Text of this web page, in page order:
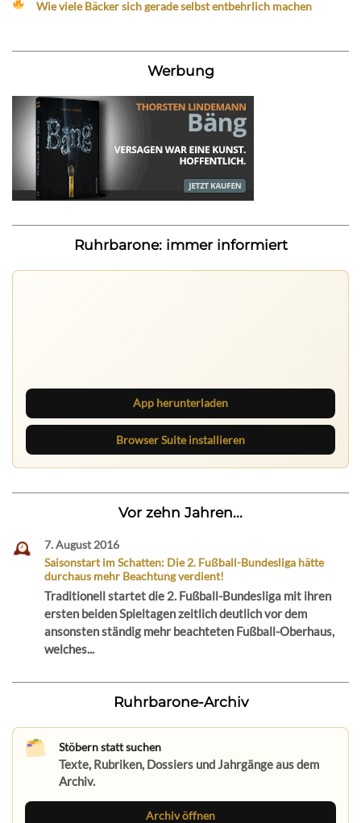
Wie viele Bäcker sich gerade selbst entbehrlich machen
Werbung
Ruhrbarone: immer informiert
App herunterladen
Browser Suite installieren
Vor zehn Jahren...
7. August 2016
Saisonstart im Schatten: Die 2. Fußball-Bundesliga hätte
durchaus mehr Beachtung verdient!
Traditionell startet die 2. Fußball-Bundesliga mit ihren
ersten beiden Spieltagen zeitlich deutlich vor dem
ansonsten ständig mehr beachteten Fußball-Oberhaus,
welches...
Ruhrbarone-Archiv
Stöbern statt suchen
Texte, Rubriken, Dossiers und Jahrgänge aus dem
Archiv.
Archiv öffnen